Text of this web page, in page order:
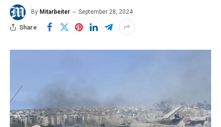
By Mitarbeiter September 28, 2024
Share